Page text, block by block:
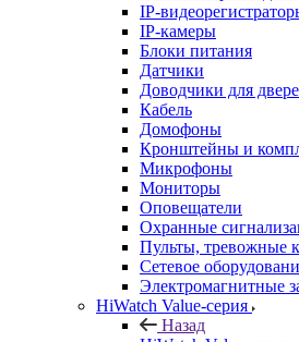
IP-
IP-камеры
Блоки питания
Датчики
Доводчики для
Кабель
Домофоны
Кронштейны и
Микрофоны
Мониторы
Оповещатели
Охранные
Пульты, тревожные
Сетевое
Электромагнитные
HiWatch Value-серия
Назад